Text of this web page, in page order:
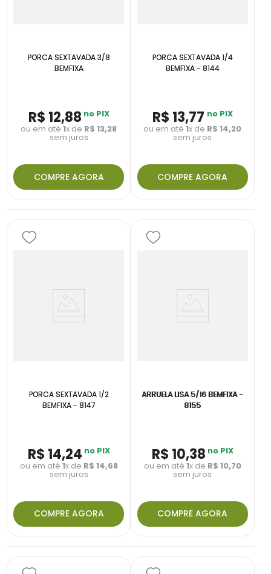
PORCA SEXTAVADA 3/8
BEMFIXA
R$ 12,88 no PIX
ou em até1x de R$ 13,28
sem juros
COMPRE AGORA
PORCA SEXTAVADA 1/4
BEMFIXA - 8144
R$ 13,77 no PIX
ou em até1x de R$ 14,20
sem juros
COMPRE AGORA
PORCA SEXTAVADA 1/2
BEMFIXA - 8147
R$ 14,24 no PIX
ou em até 1x de R$ 14,68
sem juros
COMPRE AGORA
ARRUELA LISA 5/16 BEMFIXA -
8155
R$ 10,38 no PIX
ou em até 1x de R$ 10,70
sem juros
COMPRE AGORA